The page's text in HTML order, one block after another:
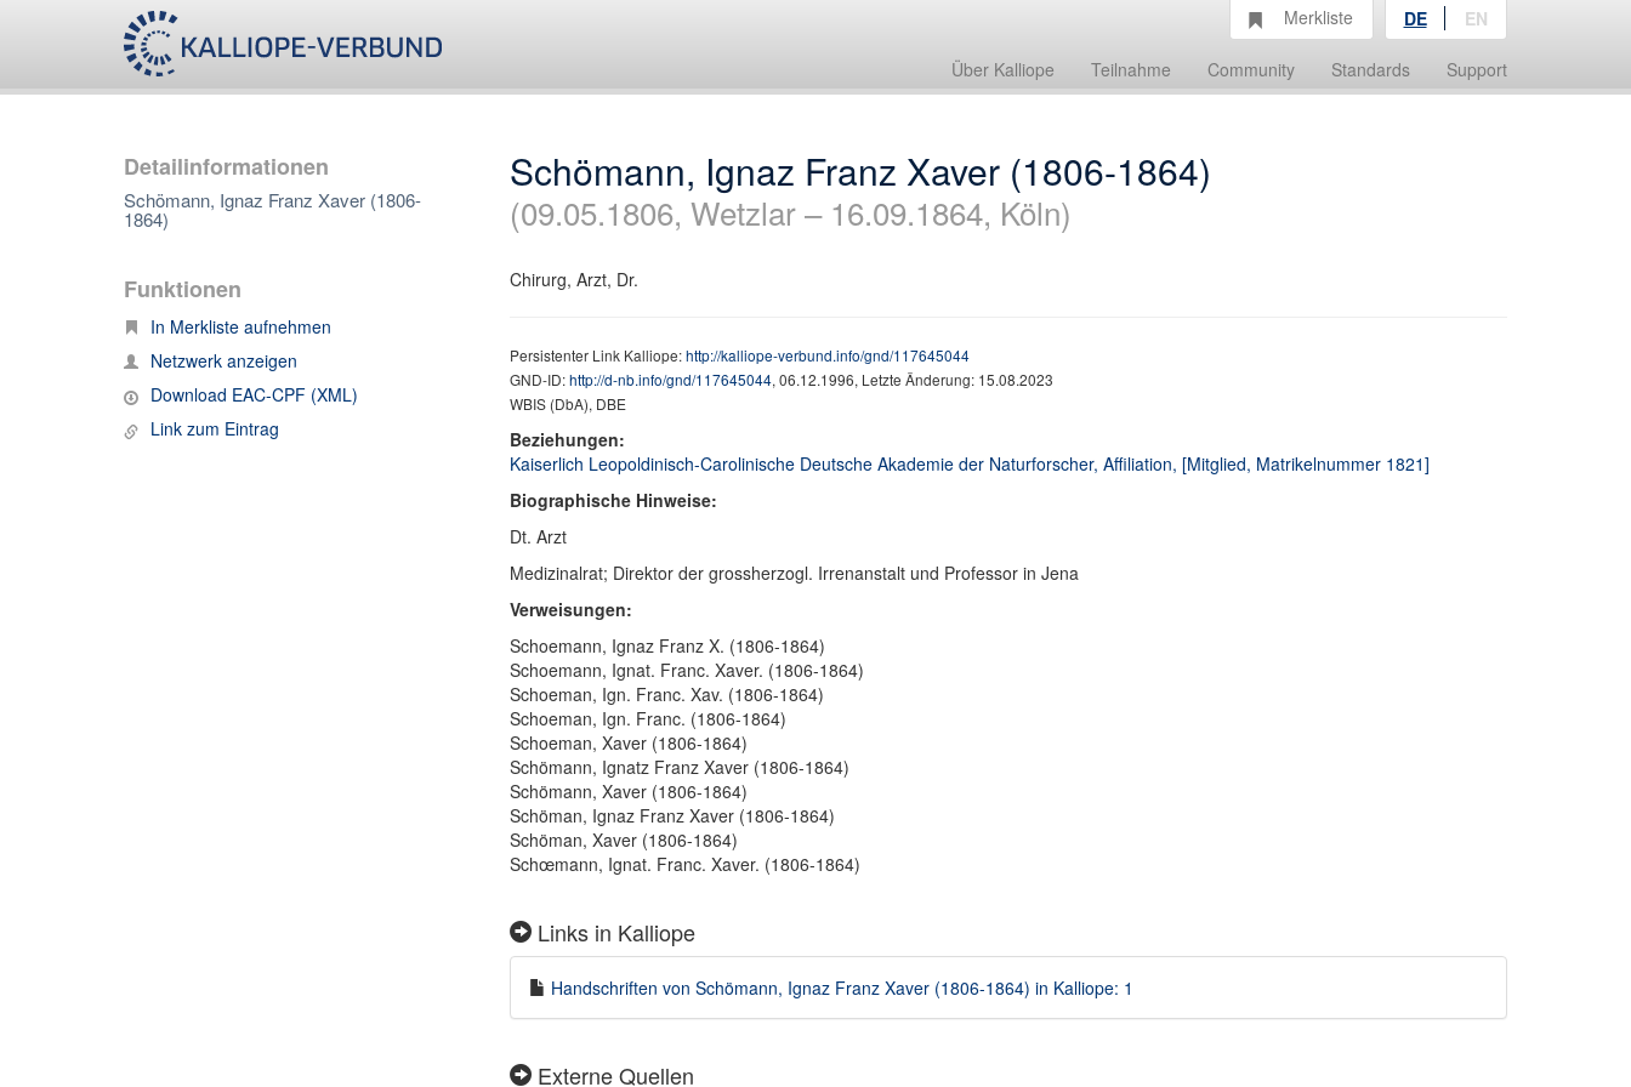
Über Kalliope Teilnahme Community Standards Support
Merkliste DE EN
Detailinformationen
Schömann, Ignaz Franz Xaver (1806-
1864)
Funktionen
In Merkliste aufnehmen
Netzwerk anzeigen
Download EAC-CPF (XML)
Link zum Eintrag
Schömann, Ignaz Franz Xaver (1806-1864)
(09.05.1806, Wetzlar – 16.09.1864, Köln)
Chirurg, Arzt, Dr.
Persistenter Link Kalliope:http://kalliope-verbund.info/gnd/117645044
GND-ID:http://d-nb.info/gnd/117645044, 06.12.1996, Letzte Änderung: 15.08.2023
WBIS (DbA), DBE
Beziehungen:
Kaiserlich Leopoldinisch-Carolinische Deutsche Akademie der Naturforscher, Affiliation, [Mitglied, Matrikelnummer 1821]
Biographische Hinweise:
Dt. Arzt
Medizinalrat; Direktor der grossherzogl. Irrenanstalt und Professor in Jena
Verweisungen:
Schoemann, Ignaz Franz X. (1806-1864)
Schoemann, Ignat. Franc. Xaver. (1806-1864)
Schoeman, Ign. Franc. Xav. (1806-1864)
Schoeman, Ign. Franc. (1806-1864)
Schoeman, Xaver (1806-1864)
Schömann, Ignatz Franz Xaver (1806-1864)
Schömann, Xaver (1806-1864)
Schöman, Ignaz Franz Xaver (1806-1864)
Schöman, Xaver (1806-1864)
Schœmann, Ignat. Franc. Xaver. (1806-1864)
Links in Kalliope
Handschriften von Schömann, Ignaz Franz Xaver (1806-1864) in Kalliope: 1
Externe Quellen